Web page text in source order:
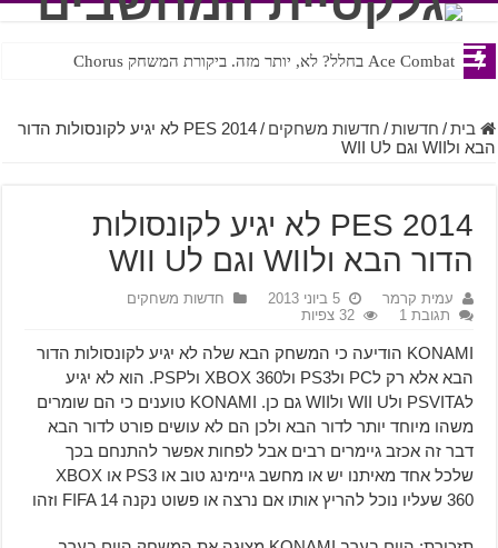
Ace Combat בחלל? לא, יותר מזה. ביקורת המשחק Chorus
Steven Universe והשירים שתורגמו בצורה נוראית לעברית
בית / חדשות / חדשות משחקים /
PES 2014 לא יגיע לקונסולות הדור
הבא ולWII וגם לWII U
PES 2014 לא יגיע לקונסולות
הדור הבא ולWII וגם לWII U
עמית קרמר 5 ביוני 2013
חדשות משחקים
תגובת 1
32 צפיות
KONAMI הודיעה כי המשחק הבא שלה לא יגיע לקונסולות הדור
הבא אלא רק לPC ולPS3 ולXBOX 360 ולPSP. הוא לא יגיע
לPSVITA ולWII U ולWII גם כן.
KONAMI טוענים כי הם שומרים
משהו מיוחד יותר לדור הבא ולכן הם לא עושים פורט לדור הבא
דבר זה אכזב גיימרים רבים אבל לפחות אפשר להתנחם בכך
שלכל אחד מאיתנו יש או מחשב גיימינג טוב או PS3 או XBOX
360 שעליו נוכל להריץ אותו אם נרצה או פשוט נקנה FIFA 14 וזהו